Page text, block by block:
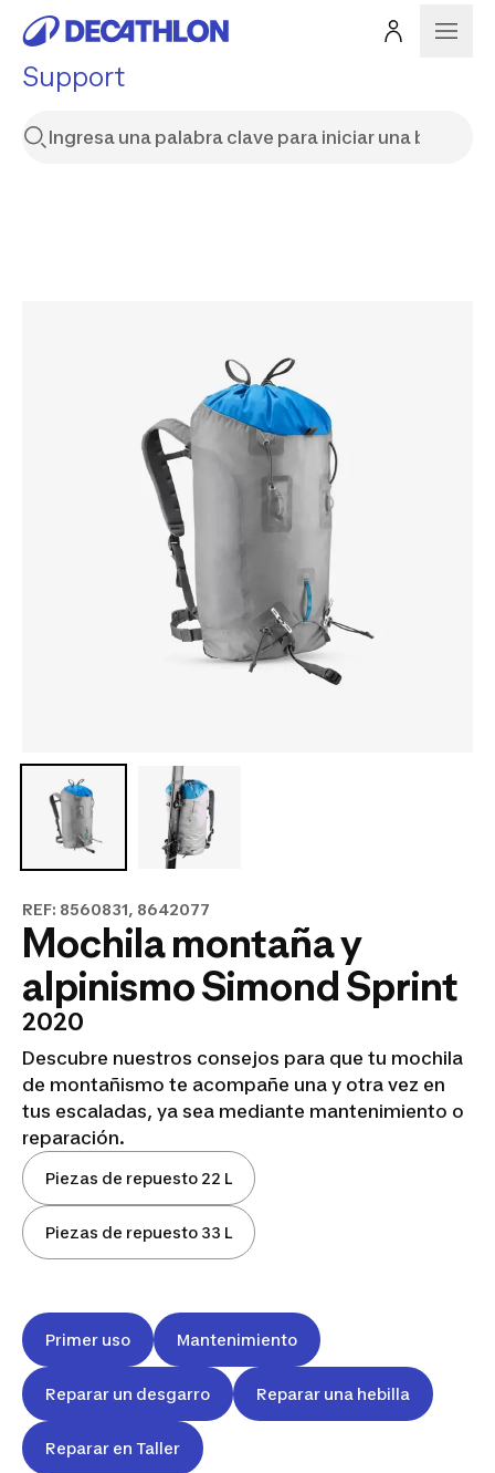
Support
REF: 8560831, 8642077
Mochila montaña y
alpinismo Simond Sprint
2020
Descubre nuestros consejos para que tu mochila
de montañismo te acompañe una y otra vez en
tus escaladas, ya sea mediante mantenimiento o
reparación.
Piezas de repuesto 22 L
Piezas de repuesto 33 L
Primer uso Mantenimiento
Reparar un desgarro Reparar una hebilla
Reparar en Taller